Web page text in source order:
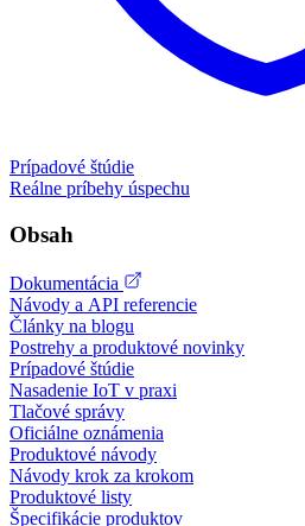
Prípadové štúdie
Reálne príbehy úspechu
Obsah
Dokumentácia
Návody a API referencie
Články na blogu
Postrehy a produktové novinky
Prípadové štúdie
Nasadenie IoT v praxi
Tlačové správy
Oficiálne oznámenia
Produktové návody
Návody krok za krokom
Produktové listy
Špecifikácie produktov